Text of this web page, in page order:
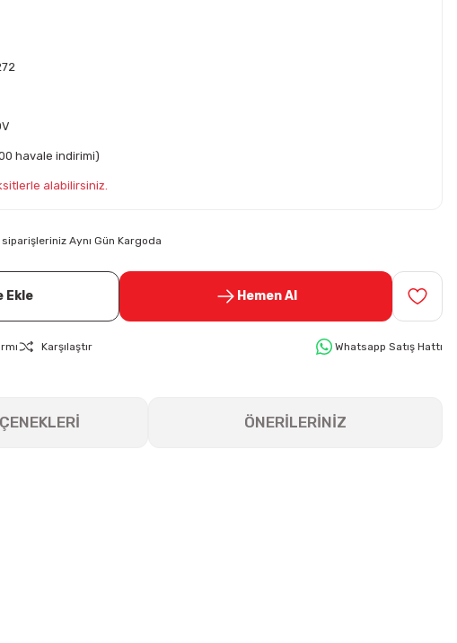
havale indirimi)
alabilirsiniz.
siparişleriniz Aynı Gün Kargoda
Ekle Hemen Al
Karşılaştır Whatsapp Satış Hattı
ÖNERİLERİNİZ